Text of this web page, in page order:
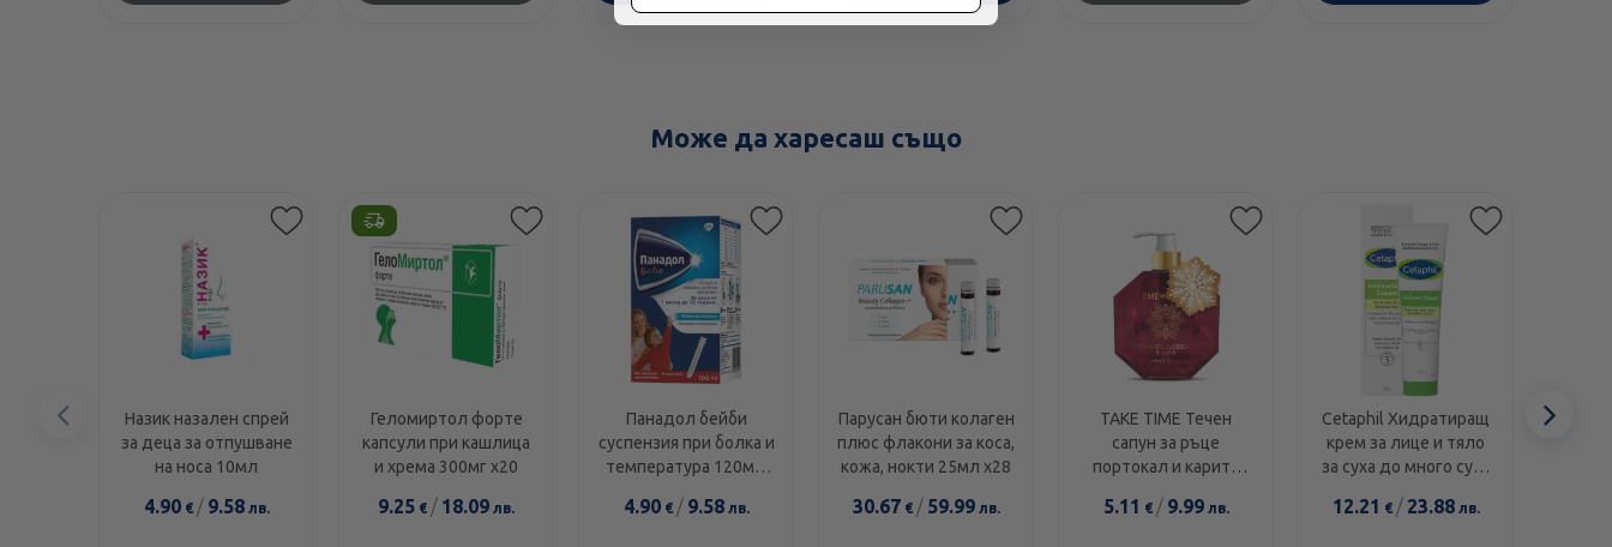
Може да харесаш също
Назик назален спрей
за деца за отпушване
на носа 10мл
4.90€ / 9.58лв.
Геломиртол форте
капсули при кашлица
и хрема 300мг х20
9.25 € / 18.09 лв.
Панадол бейби
суспензия при болка и
температура 120мг/
4.90€ / 9.58лв.
Парусан бюти колаген
плюс флакони за коса,
кожа, нокти 25мл х28
30.67 € / 59.99лв.
TAKE TIME Течен
сапун за ръце
портокал и карите
5.11 € / 9.99лв.
Cetaphil Хидратиращ
крем за лице и тяло
за суха до много суха
100г
12.21 € / 23.88лв.
Предишен
елемент